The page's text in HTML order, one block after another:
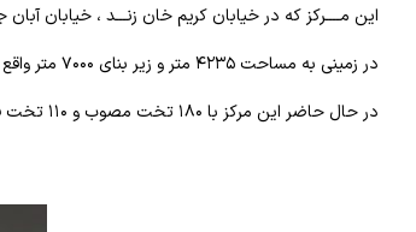
این مــــرکز که در خیابان کریم خان زنـــد ، خیابان
در زمینی به مساحت ۴۲۳۵ متر و زیر بنای ۷۰۰۰ متر واقع شده است.
در حال حاضر این مرکز با ۱۸۰ تخت مصوب و ۱۱۰ تخت فعال، خدمات درمانی ، آموزشی و تحقیقاتی ارائه می نماید .